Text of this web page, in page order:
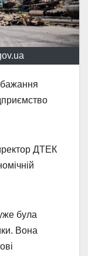
ДТЕК
була
Вона